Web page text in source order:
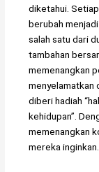
diketahui.
berubah
salah satu dari
tambahan
memenangkan
menyelamatkan
diberi hadiah
kehidupan”.
memenangkan
mereka inginkan.